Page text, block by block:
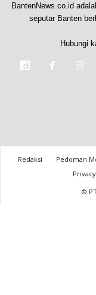
BantenNews.co.id
seputar Banten
Hubungi
Redaksi Pedoman
©